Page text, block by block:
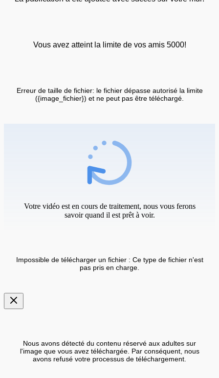
Vous avez atteint la limite de vos amis 5000!
Erreur de taille de fichier: le fichier dépasse autorisé la limite
({image_fichier}) et ne peut pas être téléchargé.
Votre vidéo est en cours de traitement, nous vous ferons
savoir quand il est prêt à voir.
Impossible de télécharger un fichier : Ce type de fichier n'est
pas pris en charge.
Nous avons détecté du contenu réservé aux adultes sur
l'image que vous avez téléchargée. Par conséquent, nous
avons refusé votre processus de téléchargement.